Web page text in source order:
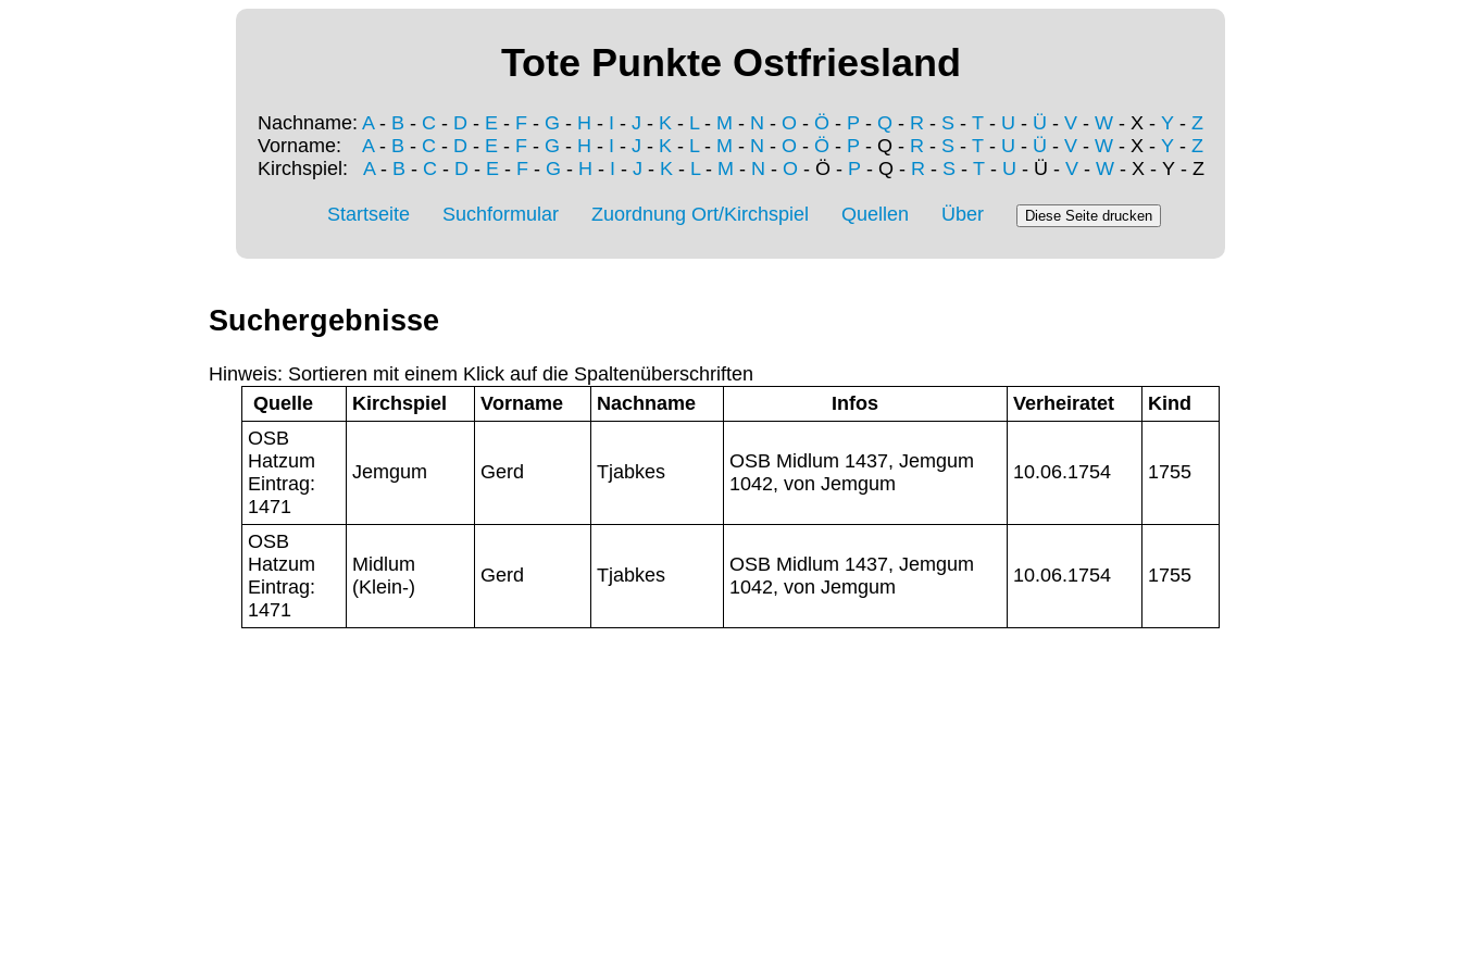
Tote Punkte Ostfriesland
Nachname: A- B - C - D - E - F - G - H - I - J - K - L- M - N - O - Ö - P - Q - R - S - T - U - Ü - V - W - X - Y - Z
Vorname: A- B - C - D - E - F - G - H - I - J - K - L- M - N - O - Ö - P - Q - R - S - T - U - Ü - V - W - X - Y - Z
Kirchspiel: A- B - C - D- E- F- G - H - I - J - K- L- M - N - O - Ö - P - Q - R - S- T- U - Ü - V- W- X - Y - Z
Startseite Suchformular Zuordnung Ort/Kirchspiel Quellen Über
Suchergebnisse
Hinweis: Sortieren mit einem Klick auf die Spaltenüberschriften
Quelle
Kirchspiel Vorname Nachname Infos Verheiratet
Kind
OSB
Hatzum
Eintrag:
1471
Jemgum Gerd Tjabkes
OSB Midlum 1437, Jemgum
1042, von Jemgum
10.06.1754 1755
OSB
Hatzum
Eintrag:
1471
Midlum
(Klein-)
Gerd Tjabkes
OSB Midlum 1437, Jemgum
1042, von Jemgum
10.06.1754 1755